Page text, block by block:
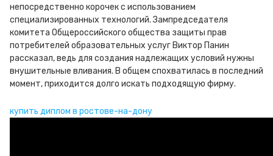
непосредственно корочек с использованием
специализированных технологий. Зампредседателя
комитета Общероссийского общества защиты прав
потребителей образовательных услуг Виктор Панин
рассказал, ведь для создания надлежащих условий нужны
внушительные вливания. В общем спохватилась в последний
момент, приходится долго искать подходящую фирму.
купить диплом в ростове-на-дону